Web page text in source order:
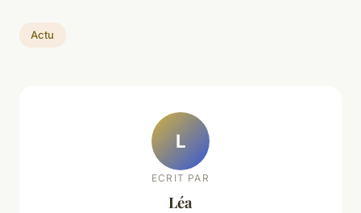
Actu
L
ECRIT PAR
Léa